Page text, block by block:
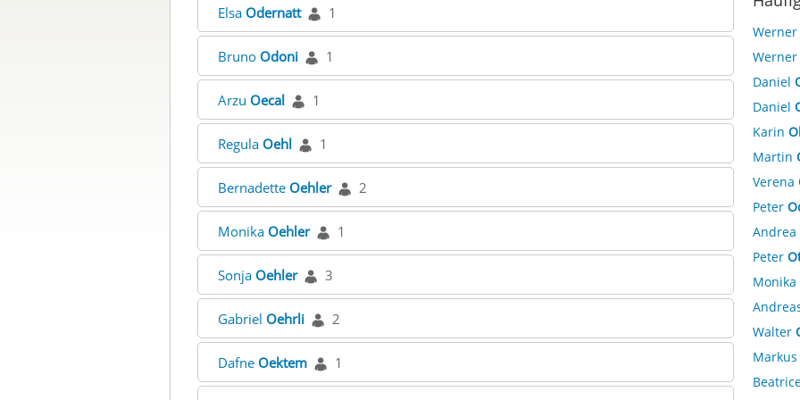
Elsa Odernatt 1
Bruno Odoni 1
Arzu Oecal 1
Regula Oehl 1
Bernadette Oehler 2
Monika Oehler 1
Sonja Oehler 3
Gabriel Oehrli 2
Dafne Oektem 1
Werner
Werner
Daniel
Daniel
Karin
Martin
Verena
Peter
Andrea
Peter
Monika
Walter
Markus